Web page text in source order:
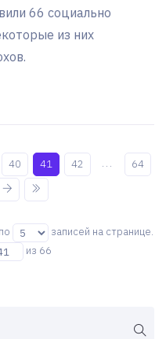
66 социально
из них
40 41 42 ...
64
записей на странице.
из 66